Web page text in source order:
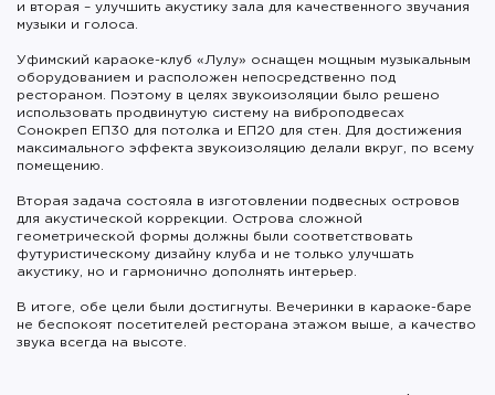
и вторая – улучшить акустику зала для качественного звучания
музыки и голоса.
Уфимский караоке-клуб «Лулу» оснащен мощным музыкальным
оборудованием и расположен непосредственно под
рестораном. Поэтому в целях звукоизоляции было решено
использовать продвинутую систему на виброподвесах
Сонокреп ЕП30 для потолка и ЕП20 для стен. Для достижения
максимального эффекта звукоизоляцию делали вкруг, по всему
помещению.
Вторая задача состояла в изготовлении подвесных островов
для акустической коррекции. Острова сложной
геометрической формы должны были соответствовать
футуристическому дизайну клуба и не только улучшать
акустику, но и гармонично дополнять интерьер.
В итоге, обе цели были достигнуты. Вечеринки в караоке-баре
не беспокоят посетителей ресторана этажом выше, а качество
звука всегда на высоте.